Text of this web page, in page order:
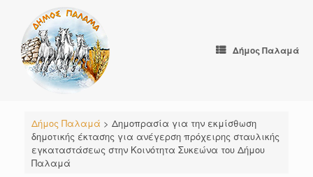
content
Δήμος Παλαμά
Δήμος Παλαμά > Δημοπρασία για την εκμίσθωση
δημοτικής έκτασης για ανέγερση πρόχειρης σταυλικής
εγκαταστάσεως στην Κοινότητα Συκεώνα του Δήμου
Παλαμά